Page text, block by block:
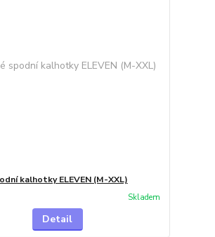
kalhotky ELEVEN (M-XXL)
Skladem
Detail